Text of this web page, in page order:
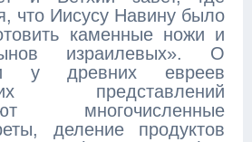
что Иисусу Навину было
каменные ножи и
израилевых». О
у древних евреев
представлений
многочисленные
деление продуктов